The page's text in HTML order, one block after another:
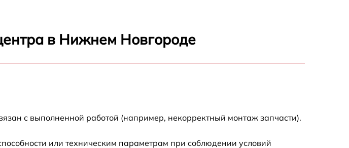
в Нижнем Новгороде
с выполненной работой (например, некорректный монтаж запчасти).
или техническим параметрам при соблюдении условий